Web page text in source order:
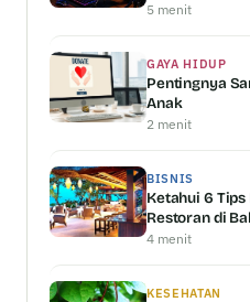
5 menit
GAYA HIDUP
Pentingnya
Anak
2 menit
BISNIS
Ketahui 6
Restoran di
Kemampuan
4 menit
KESEHATAN